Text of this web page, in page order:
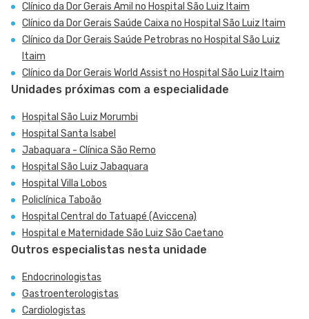
Clínico da Dor Gerais Amil no Hospital São Luiz Itaim
Clínico da Dor Gerais Saúde Caixa no Hospital São Luiz Itaim
Clínico da Dor Gerais Saúde Petrobras no Hospital São Luiz
Itaim
Clínico da Dor Gerais World Assist no Hospital São Luiz Itaim
Unidades próximas com a especialidade
Hospital São Luiz Morumbi
Hospital Santa Isabel
Jabaquara - Clínica São Remo
Hospital São Luiz Jabaquara
Hospital Villa Lobos
Policlínica Taboão
Hospital Central do Tatuapé (Aviccena)
Hospital e Maternidade São Luiz São Caetano
Outros especialistas nesta unidade
Endocrinologistas
Gastroenterologistas
Cardiologistas